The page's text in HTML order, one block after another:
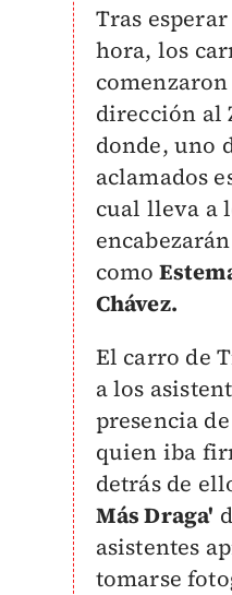
Tras
hora, los
dirección al
donde, uno
aclamados
cual lleva a
como
Chávez.
El carro de
a los
presencia
quien iba
detrás de
Más Draga'
asistentes
tomarse